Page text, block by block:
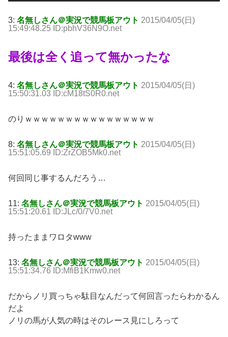
3: 名無しさん＠実況で競馬板アウト 2015/04/05(日)
15:49:48.25 ID:pbhV36N9O.net
最後は全く追って無かったな
4: 名無しさん＠実況で競馬板アウト 2015/04/05(日)
15:50:31.03 ID:cM18tS0R0.net
のりｗｗｗｗｗｗｗｗｗｗｗｗｗｗｗｗ
8: 名無しさん＠実況で競馬板アウト 2015/04/05(日)
15:51:05.69 ID:ZrZOB5Mk0.net
何回同じ事するんだろう…
11: 名無しさん＠実況で競馬板アウト 2015/04/05(日)
15:51:20.61 ID:JLc/0/7V0.net
持ったままワロタwww
13: 名無しさん＠実況で競馬板アウト 2015/04/05(日)
15:51:34.76 ID:MfiB1Kmw0.net
だからノリ買っちゃ駄目なんだって何回言ったらわかるん
だよ
ノリの馬が人気の時はそのレース見にしろって